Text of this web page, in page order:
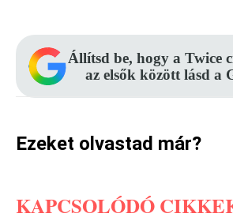
Állítsd be, hogy a Twice
az elsők között lásd a
Ezeket olvastad már?
KAPCSOLÓDÓ